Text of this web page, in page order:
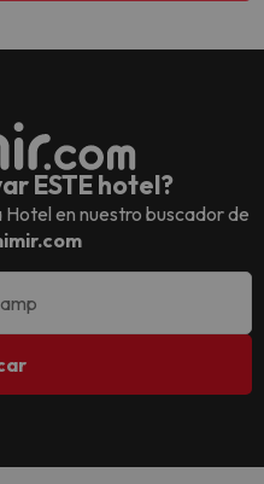
ESTE hotel?
Hotel en nuestro buscador de